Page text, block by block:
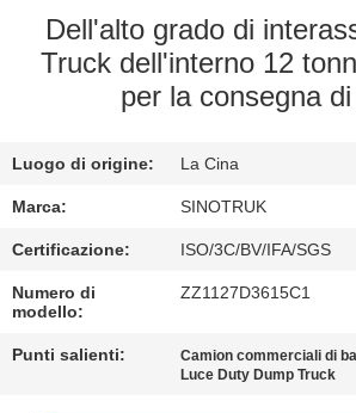
ALLA
FABBRICA
DELLA
QUALITÀ
CONTATTACI
CHIEDI
Dell'alto grado di
Truck dell'interno 12
per la consegna
Luogo di origine: La Cina
Marca: SINOTRUK
Certificazione: ISO/3C/BV/IFA/SGS
Numero di
modello:
ZZ1127D3615C1
Punti salienti: Camion commerciali di
Luce Duty Dump Truck